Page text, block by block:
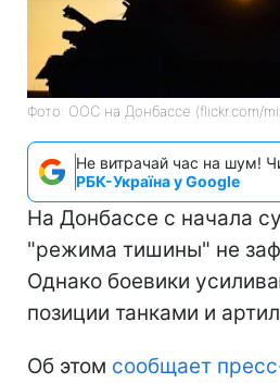
Фото: ООС на Донбассе (flickr.com/
Не витрачай час на шум!
РБК-Україна у Google
На Донбассе с начала
"режима тишины" не
Однако боевики
позиции танками и
Об этом сообщает